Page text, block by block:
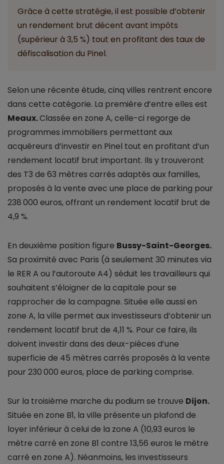
Grâce à cette stratégie, il est possible d’obtenir
un rendement brut décent avant impôts
(supérieur à 3,5 %) tout en profitant des taux de
défiscalisation du Pinel.
Selon une récente étude, cinq villes rentrent encore
dans cette catégorie. La première d’entre elles est
Meaux.Classée en zone A, celle-ci regorge de
programmes immobiliers permettant aux
acquéreurs d’investir en Pinel tout en profitant d’un
rendement locatif brut important. Ils y trouveront
des T3 de 63 mètres carrés adaptés aux familles,
proposés à la vente avec une place de parking pour
238 000 euros, offrant un rendement locatif brut de
4,9 %.
En deuxième position figure Bussy-Saint-Georges.
Sa proximité avec Paris (à seulement 30 minutes via
le RER A ou l’autoroute A4) séduit les travailleurs qui
souhaitent s’éloigner de la capitale pour se
rapprocher de la campagne. Située elle aussi en
zone A, la ville permet aux investisseurs d’obtenir un
rendement locatif brut de 4,11 %. Pour ce faire, ils
doivent investir dans des deux-pièces d’une
superficie de 45 mètres carrés proposés à la vente
pour 230 000 euros, place de parking comprise.
Sur la troisième marche du podium se trouve Dijon.
Située en zone B1, la ville présente un plafond de
loyer inférieur à celui de la zone A (10,93 euros le
mètre carré en zone B1 contre 13,56 euros le mètre
carré en zone A). Néanmoins, les investisseurs